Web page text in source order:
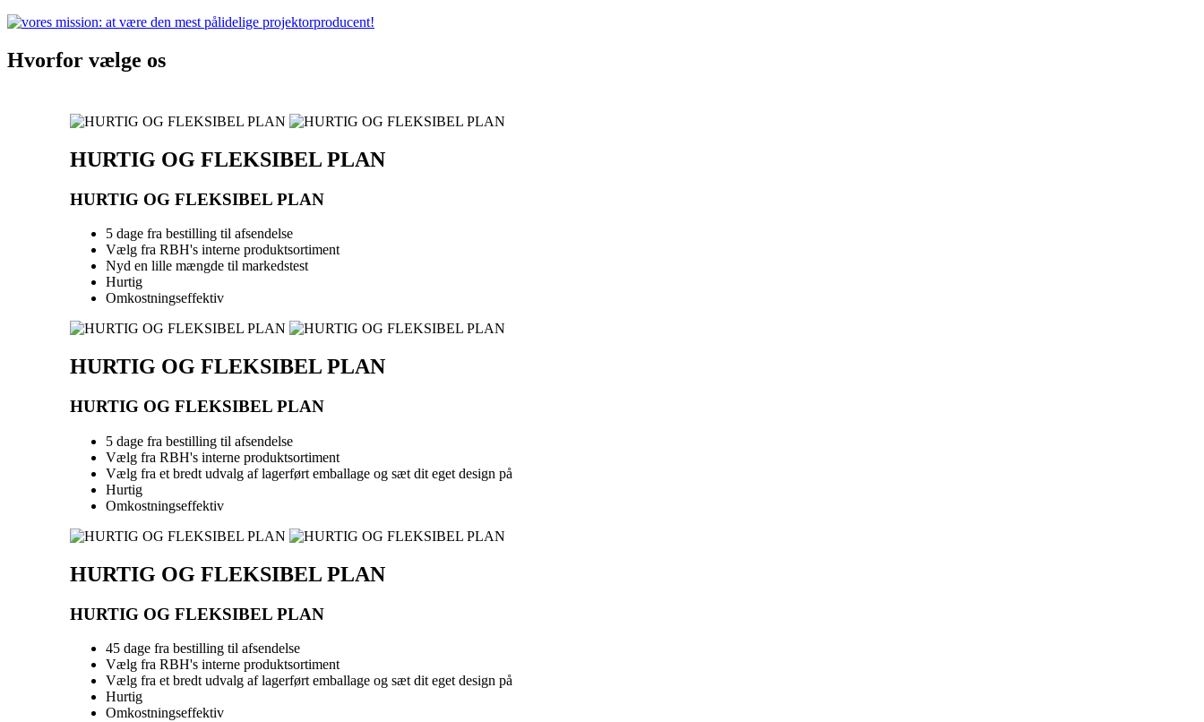
Hvorfor vælge os
HURTIG OG FLEKSIBEL PLAN
HURTIG OG FLEKSIBEL PLAN
5 dage fra bestilling til afsendelse
Vælg fra RBH's interne produktsortiment
Nyd en lille mængde til markedstest
Hurtig
Omkostningseffektiv
HURTIG OG FLEKSIBEL PLAN
HURTIG OG FLEKSIBEL PLAN
5 dage fra bestilling til afsendelse
Vælg fra RBH's interne produktsortiment
Vælg fra et bredt udvalg af lagerført emballage og sæt dit eget design på
Hurtig
Omkostningseffektiv
HURTIG OG FLEKSIBEL PLAN
HURTIG OG FLEKSIBEL PLAN
45 dage fra bestilling til afsendelse
Vælg fra RBH's interne produktsortiment
Vælg fra et bredt udvalg af lagerført emballage og sæt dit eget design på
Hurtig
Omkostningseffektiv